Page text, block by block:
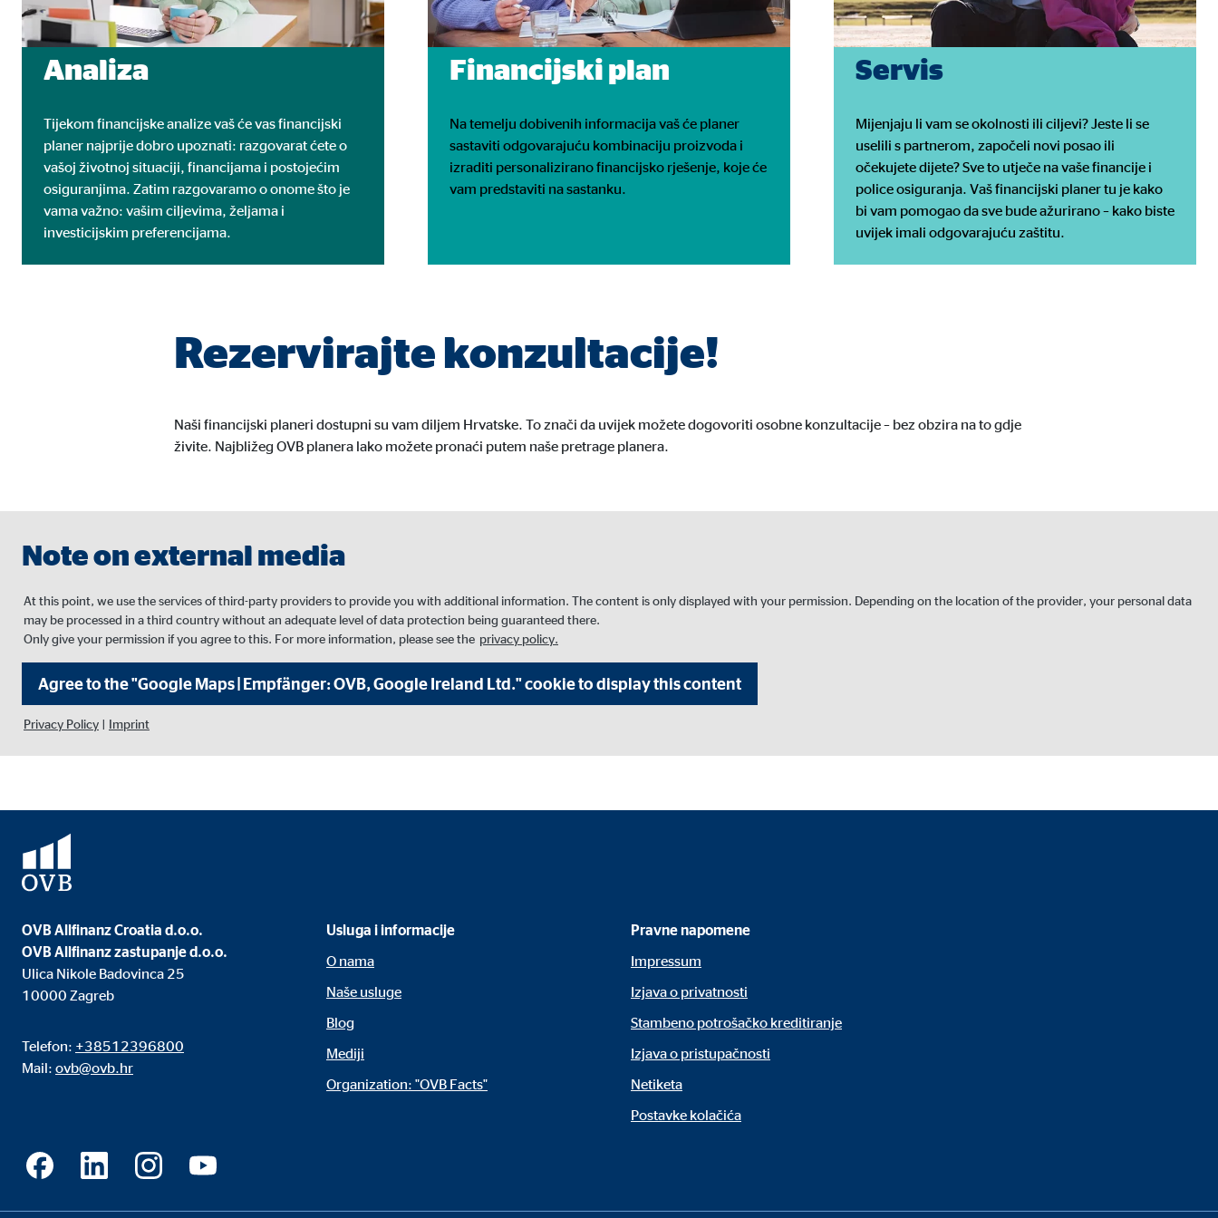
Analiza
Tijekom financijske analize vaš će vas financijski
planer najprije dobro upoznati: razgovarat ćete o
vašoj životnoj situaciji, financijama i postojećim
osiguranjima. Zatim razgovaramo o onome što je
vama važno: vašim ciljevima, željama i
investicijskim preferencijama.
Financijski plan
Na temelju dobivenih informacija vaš će planer
sastaviti odgovarajuću kombinaciju proizvoda i
izraditi personalizirano financijsko rješenje, koje će
vam predstaviti na sastanku.
Servis
Mijenjaju li vam se okolnosti ili ciljevi? Jeste li se
uselili s partnerom, započeli novi posao ili
očekujete dijete? Sve to utječe na vaše financije i
police osiguranja. Vaš financijski planer tu je kako
bi vam pomogao da sve bude ažurirano – kako biste
uvijek imali odgovarajuću zaštitu.
Rezervirajte konzultacije!
Naši financijski planeri dostupni su vam diljem Hrvatske. To znači da uvijek možete dogovoriti osobne konzultacije – bez obzira na to gdje
živite. Najbližeg OVB planera lako možete pronaći putem naše pretrage planera.
Note on external media
At this point, we use the services of third-party providers to provide you with additional information. The content is only displayed with your permission. Depending on the location of the provider, your personal data
may be processed in a third country without an adequate level of data protection being guaranteed there.
Only give your permission if you agree to this. For more information, please see the privacy policy.
Agree to the "Google Maps | Empfänger: OVB, Google Ireland Ltd." cookie to display this content
Privacy Policy | Imprint
OVB Allfinanz Croatia d.o.o.
OVB Allfinanz zastupanje d.o.o.
Ulica Nikole Badovinca 25
10000 Zagreb
Telefon: +38512396800
Mail: ovb@ovb.hr
Usluga i informacije
O nama
Naše usluge
Blog
Mediji
Organization: "OVB Facts"
Pravne napomene
Impressum
Izjava o privatnosti
Stambeno potrošačko kreditiranje
Izjava o pristupačnosti
Netiketa
Postavke kolačića
Naziv:
Trajanje kolačića:
Vanjski mediji
Sadržaj platformi s video zapisima i kartama standardno su blokirani. Ako se prihvate kolačići s vanjskih medija, za pristup ovom sadržaju više nije potreban
ručni pristanak.
youtube
Ponuđač: Google Ireland Ltd.
Trajanje kolačića: 24 mjeseca
Ponuđač:
Svrha: Integracija interaktivih Google karata
Trajanje kolačića: 24 mjeseca